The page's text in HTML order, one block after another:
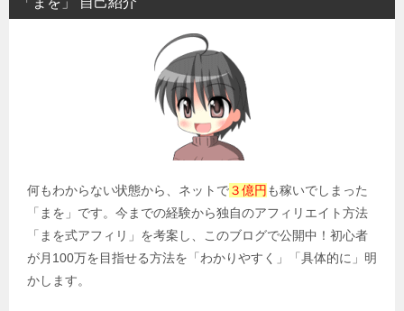
ゲ
何もわからない状態から、ネットで３億円も稼いでしまった
「まを」です。今までの経験から独自のアフィリエイト方法
「まを式アフィリ」を考案し、このブログで公開中！初心者
が月100万を目指せる方法を「わかりやすく」「具体的に」明
かします。